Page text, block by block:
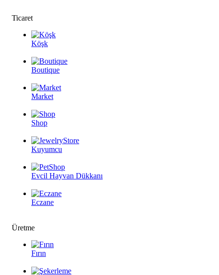
Ticaret
Köşk
Boutique
Market
Shop
Kuyumcu
Evcil Hayvan Dükkanı
Eczane
Üretme
Fırın